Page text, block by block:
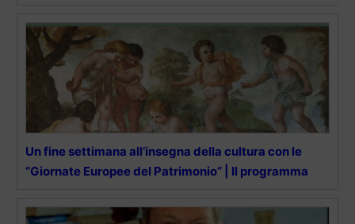
Un fine settimana all’insegna della cultura con le
“Giornate Europee del Patrimonio” | Il programma